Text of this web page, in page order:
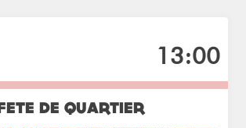
13:00
FETE DE QUARTIER